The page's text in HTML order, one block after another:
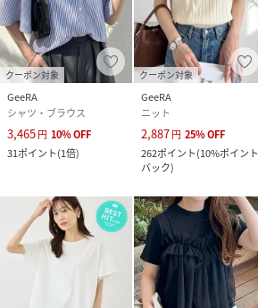
クーポン対象
GeeRA
シャツ・ブラウス
3,465円 10%OFF
31ポイント(1倍)
クーポン対象
GeeRA
ニット
2,887円 25%OFF
262ポイント(10%ポイント
バック)